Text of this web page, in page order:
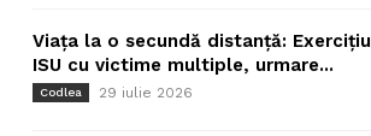
Viața la o secundă distanță: Exercițiu
ISU cu victime multiple, urmare...
Codlea 29 iulie 2026